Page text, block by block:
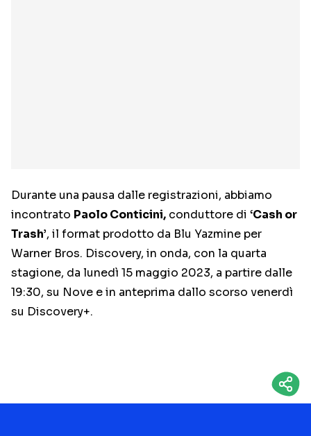
Durante una pausa dalle registrazioni, abbiamo
incontrato Paolo Conticini, conduttore di ‘Cash or
Trash’, il format prodotto da Blu Yazmine per
Warner Bros. Discovery, in onda, con la quarta
stagione, da lunedì 15 maggio 2023, a partire dalle
19:30, su Nove e in anteprima dallo scorso venerdì
su Discovery+.